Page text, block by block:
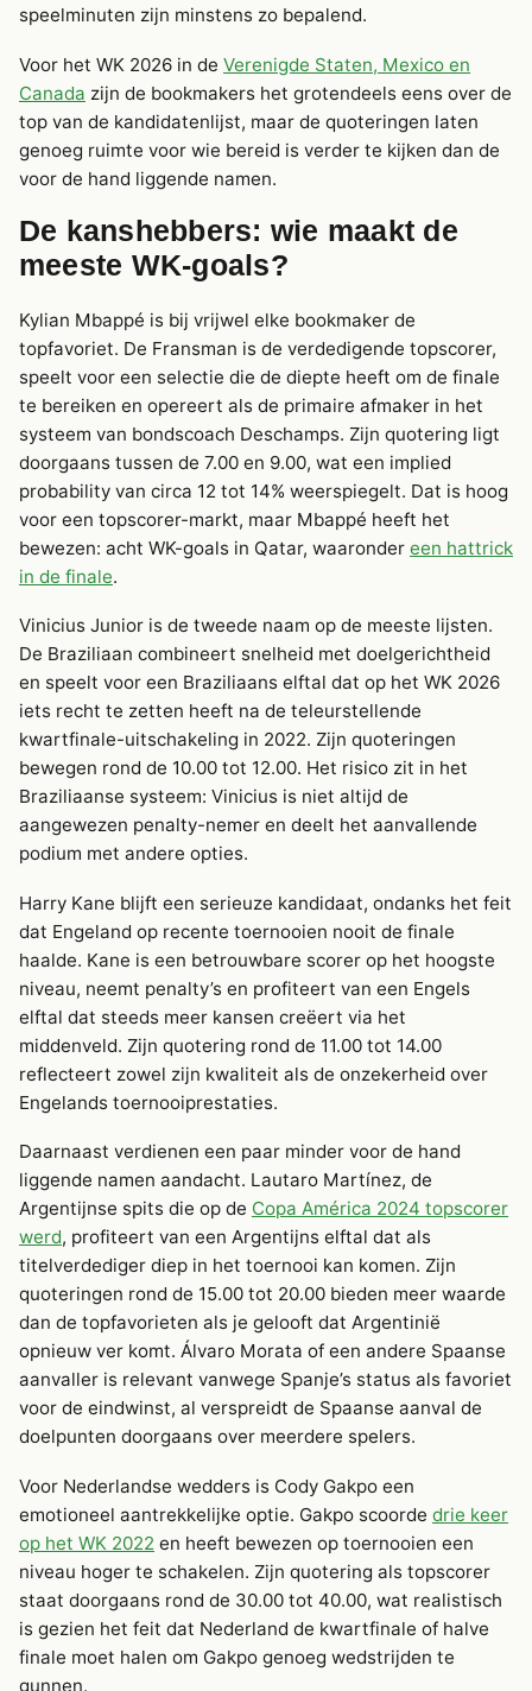
speelminuten zijn minstens zo bepalend.
Voor het WK 2026 in de Verenigde Staten, Mexico en
Canada zijn de bookmakers het grotendeels eens over de
top van de kandidatenlijst, maar de quoteringen laten
genoeg ruimte voor wie bereid is verder te kijken dan de
voor de hand liggende namen.
De kanshebbers: wie maakt de
meeste WK-goals?
Kylian Mbappé is bij vrijwel elke bookmaker de
topfavoriet. De Fransman is de verdedigende topscorer,
speelt voor een selectie die de diepte heeft om de finale
te bereiken en opereert als de primaire afmaker in het
systeem van bondscoach Deschamps. Zijn quotering ligt
doorgaans tussen de 7.00 en 9.00, wat een implied
probability van circa 12 tot 14% weerspiegelt. Dat is hoog
voor een topscorer-markt, maar Mbappé heeft het
bewezen: acht WK-goals in Qatar, waaronder een hattrick
in de finale.
Vinicius Junior is de tweede naam op de meeste lijsten.
De Braziliaan combineert snelheid met doelgerichtheid
en speelt voor een Braziliaans elftal dat op het WK 2026
iets recht te zetten heeft na de teleurstellende
kwartfinale-uitschakeling in 2022. Zijn quoteringen
bewegen rond de 10.00 tot 12.00. Het risico zit in het
Braziliaanse systeem: Vinicius is niet altijd de
aangewezen penalty-nemer en deelt het aanvallende
podium met andere opties.
Harry Kane blijft een serieuze kandidaat, ondanks het feit
dat Engeland op recente toernooien nooit de finale
haalde. Kane is een betrouwbare scorer op het hoogste
niveau, neemt penalty’s en profiteert van een Engels
elftal dat steeds meer kansen creëert via het
middenveld. Zijn quotering rond de 11.00 tot 14.00
reflecteert zowel zijn kwaliteit als de onzekerheid over
Engelands toernooiprestaties.
Daarnaast verdienen een paar minder voor de hand
liggende namen aandacht. Lautaro Martínez, de
Argentijnse spits die op de Copa América 2024 topscorer
werd, profiteert van een Argentijns elftal dat als
titelverdediger diep in het toernooi kan komen. Zijn
quoteringen rond de 15.00 tot 20.00 bieden meer waarde
dan de topfavorieten als je gelooft dat Argentinië
opnieuw ver komt. Álvaro Morata of een andere Spaanse
aanvaller is relevant vanwege Spanje’s status als favoriet
voor de eindwinst, al verspreidt de Spaanse aanval de
doelpunten doorgaans over meerdere spelers.
Voor Nederlandse wedders is Cody Gakpo een
emotioneel aantrekkelijke optie. Gakpo scoorde drie keer
op het WK 2022 en heeft bewezen op toernooien een
niveau hoger te schakelen. Zijn quotering als topscorer
staat doorgaans rond de 30.00 tot 40.00, wat realistisch
is gezien het feit dat Nederland de kwartfinale of halve
finale moet halen om Gakpo genoeg wedstrijden te
gunnen.